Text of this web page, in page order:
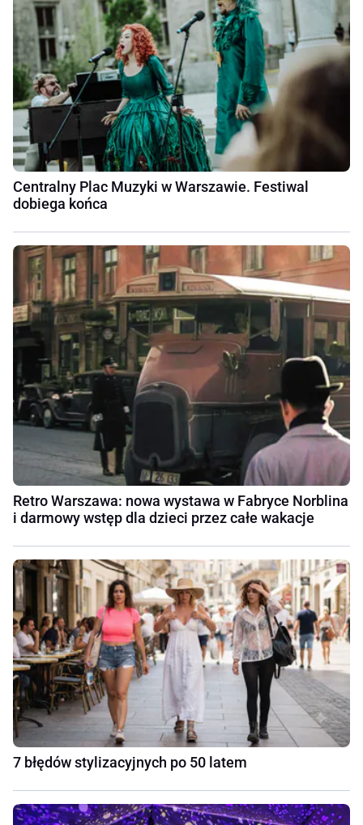
Centralny Plac Muzyki w Warszawie. Festiwal
dobiega końca
Retro Warszawa: nowa wystawa w Fabryce Norblina
i darmowy wstęp dla dzieci przez całe wakacje
7 błędów stylizacyjnych po 50 latem